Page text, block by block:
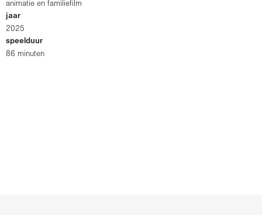
animatie en familiefilm
jaar
2025
speelduur
86 minuten